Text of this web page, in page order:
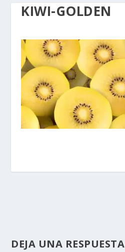
KIWI-GOLDEN
DEJA UNA RESPUESTA